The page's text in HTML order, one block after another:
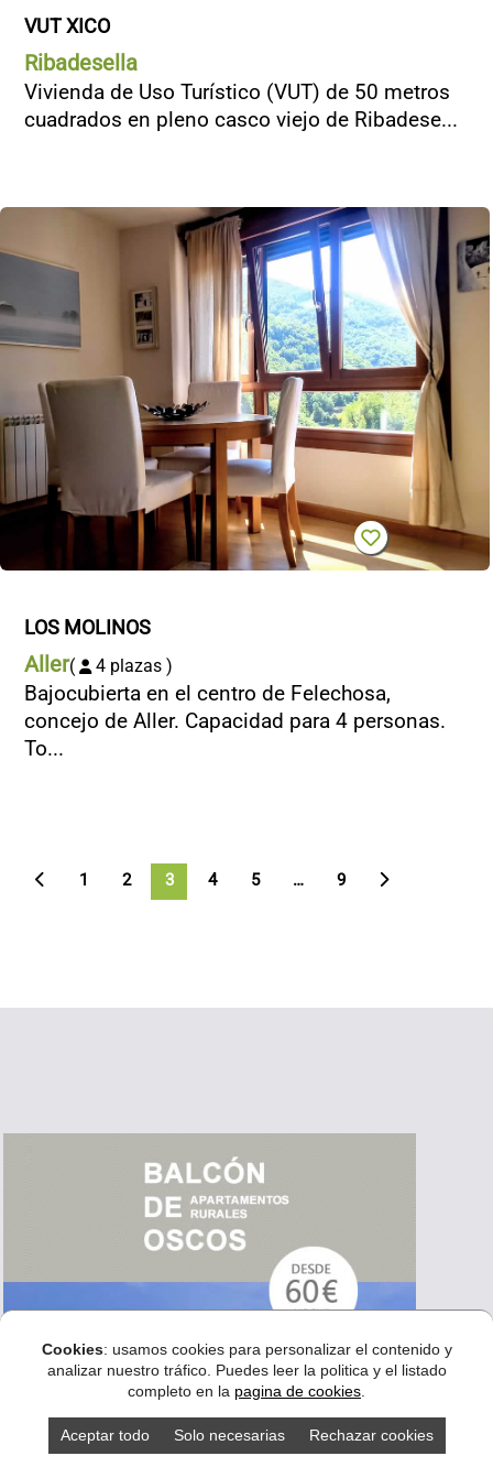
VUT XICO
Ribadesella
Vivienda de Uso Turístico (VUT) de 50 metros
cuadrados en pleno casco viejo de Ribadese...
LOS MOLINOS
Aller( 4 plazas )
Bajocubierta en el centro de Felechosa,
concejo de Aller. Capacidad para 4 personas.
To...
1 2 3 4 5 … 9
Cookies: usamos cookies para personalizar el contenido y
analizar nuestro tráfico. Puedes leer la politica y el listado
completo en la pagina de cookies
Aceptar todo Solo necesarias Rechazar cookies